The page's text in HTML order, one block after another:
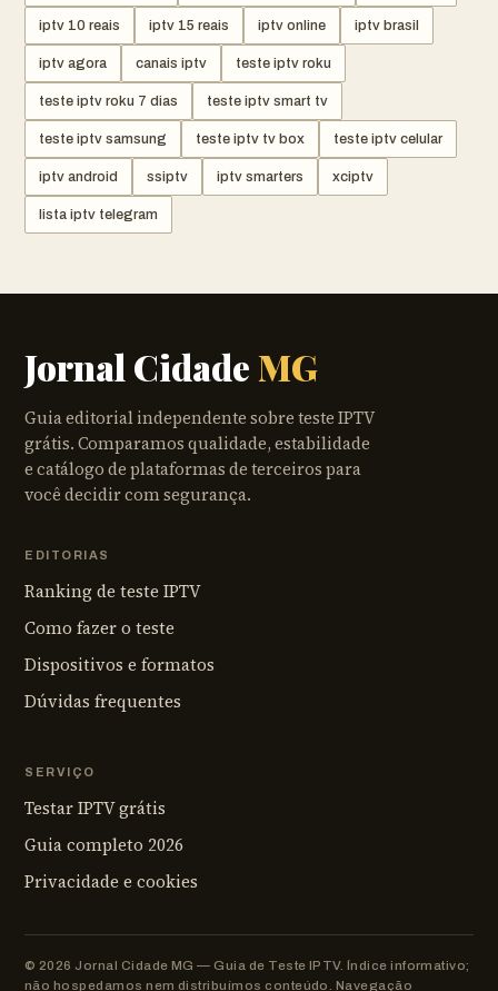
iptv 10 reais iptv 15 reais iptv online iptv brasil
iptv agora canais iptv teste iptv roku
teste iptv roku 7 dias teste iptv smart tv
teste iptv samsung teste iptv tv box teste iptv celular
iptv android ssiptv iptv smarters xciptv
lista iptv telegram
Jornal CidadeMG
Guia editorial independente sobre teste IPTV
grátis. Comparamos qualidade, estabilidade
e catálogo de plataformas de terceiros para
você decidir com segurança.
EDITORIAS
Ranking de teste IPTV
Como fazer o teste
Dispositivos e formatos
Dúvidas frequentes
SERVIÇO
Testar IPTV grátis
Guia completo 2026
Privacidade e cookies
© 2026 Jornal Cidade MG — Guia de Teste IPTV. Índice informativo;
não hospedamos nem distribuímos conteúdo. Navegação